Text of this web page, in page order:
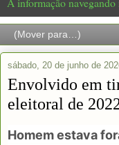
sábado, 20 de junho de
Envolvido em
eleitoral de
Homem estava